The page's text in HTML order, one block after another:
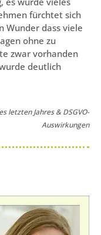
fürchtet sich
Wunder dass viele
ohne zu
zwar vorhanden
deutlich
letzten Jahres & DSGVO-
Auswirkungen